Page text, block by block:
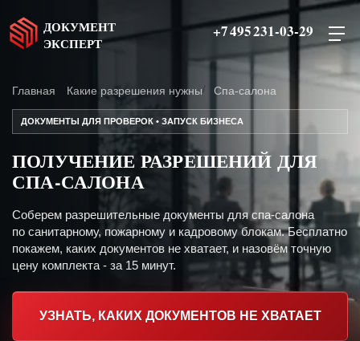
ДОКУМЕНТ
ЭКСПЕРТ
+7 495 231-03-29
Главная Какие разрешения нужны Спа-салона
ДОКУМЕНТЫ ДЛЯ ПРОВЕРОК • ЗАПУСК БИЗНЕСА
ПОЛУЧЕНИЕ РАЗРЕШЕНИЙ ДЛЯ
СПА-САЛОНА
Соберем разрешительные документы для спа-салона
по санитарному, пожарному и кадровому блокам. Бесплатно
покажем, каких документов не хватает, и назовём точную
цену комплекта - за 15 минут.
УЗНАТЬ, КАКИХ ДОКУМЕНТОВ НЕ ХВАТАЕТ